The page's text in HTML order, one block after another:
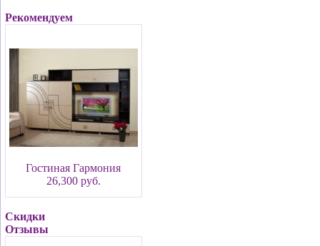
Рекомендуем
Гостиная Гармония
26,300 руб.
Скидки
Отзывы